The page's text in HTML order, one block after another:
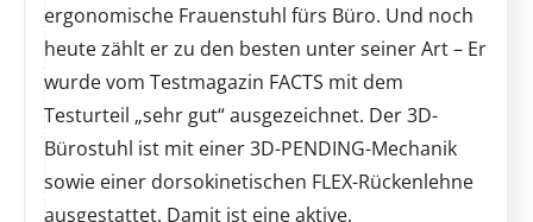
ergonomische Frauenstuhl fürs Büro. Und noch
heute zählt er zu den besten unter seiner Art – Er
wurde vom Testmagazin FACTS mit dem
Testurteil „sehr gut“ ausgezeichnet. Der 3D-
Bürostuhl ist mit einer 3D-PENDING-Mechanik
sowie einer dorsokinetischen FLEX-Rückenlehne
ausgestattet. Damit ist eine aktive,